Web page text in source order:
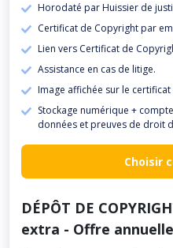
Horodaté par Huissier de
Certificat de Copyright par
Lien vers Certificat de
Assistance en cas de litige.
Image affichée sur le certificat
Stockage numérique +
données et preuves de droit
Choisir
DÉPÔT DE
extra - Offre annuelle